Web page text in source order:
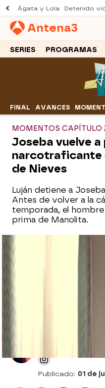
Ágata y Lola Detenido
Antena3
SERIES PROGRAMAS
FINAL AVANCES
MOMENTOS CAPÍTULO
Joseba vuelve a
narcotraficante
de Nieves
Luján detiene a
Antes de volver a la
temporada, el
prima de Manolita.
La dura reacción
de que su padre
Desirée Castillo
Publicado: 01 de